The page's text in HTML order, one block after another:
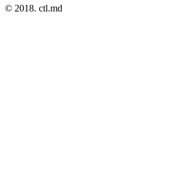
© 2018. ctl.md